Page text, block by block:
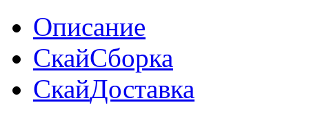
Описание
СкайСборка
СкайДоставка